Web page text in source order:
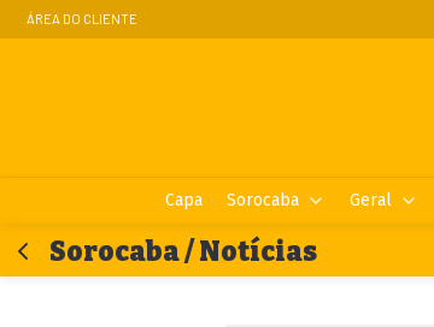
ÁREA DO CLIENTE
Capa Sorocaba Geral
Sorocaba / Notícias